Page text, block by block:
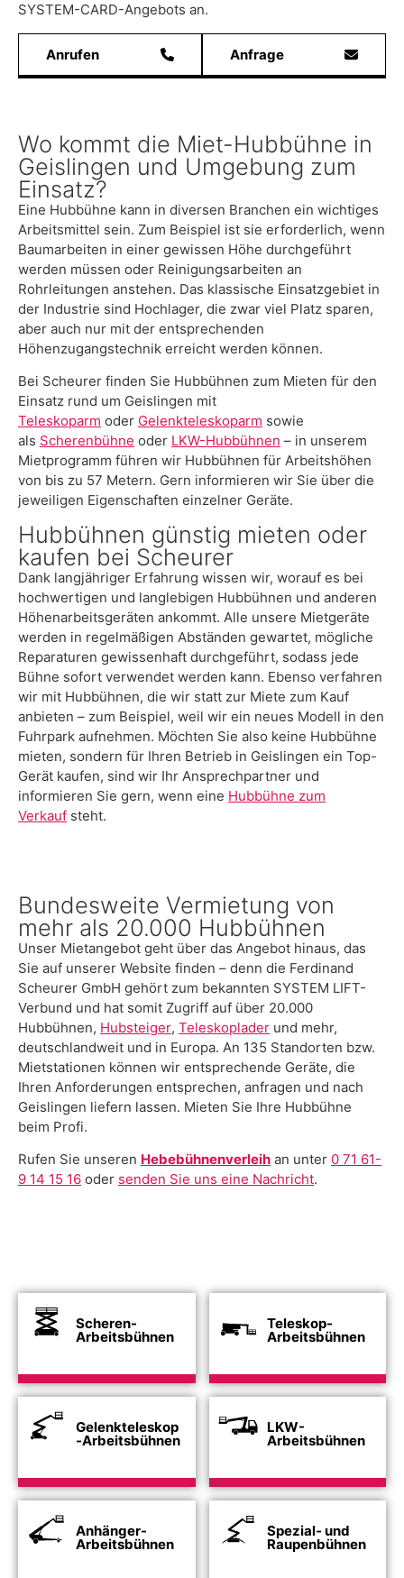
SYSTEM-CARD-Angebots an.
Anrufen Anfrage
Wo kommt die Miet-Hubbühne in
Geislingen und Umgebung zum
Einsatz?
Eine Hubbühne kann in diversen Branchen ein wichtiges
Arbeitsmittel sein. Zum Beispiel ist sie erforderlich, wenn
Baumarbeiten in einer gewissen Höhe durchgeführt
werden müssen oder Reinigungsarbeiten an
Rohrleitungen anstehen. Das klassische Einsatzgebiet in
der Industrie sind Hochlager, die zwar viel Platz sparen,
aber auch nur mit der entsprechenden
Höhenzugangstechnik erreicht werden können.
Bei Scheurer finden Sie Hubbühnen zum Mieten für den
Einsatz rund um Geislingen mit
Teleskoparm oder Gelenkteleskoparm sowie
als Scherenbühne oder LKW-Hubbühnen – in unserem
Mietprogramm führen wir Hubbühnen für Arbeitshöhen
von bis zu 57 Metern. Gern informieren wir Sie über die
jeweiligen Eigenschaften einzelner Geräte.
Hubbühnen günstig mieten oder
kaufen bei Scheurer
Dank langjähriger Erfahrung wissen wir, worauf es bei
hochwertigen und langlebigen Hubbühnen und anderen
Höhenarbeitsgeräten ankommt. Alle unsere Mietgeräte
werden in regelmäßigen Abständen gewartet, mögliche
Reparaturen gewissenhaft durchgeführt, sodass jede
Bühne sofort verwendet werden kann. Ebenso verfahren
wir mit Hubbühnen, die wir statt zur Miete zum Kauf
anbieten – zum Beispiel, weil wir ein neues Modell in den
Fuhrpark aufnehmen. Möchten Sie also keine Hubbühne
mieten, sondern für Ihren Betrieb in Geislingen ein Top-
Gerät kaufen, sind wir Ihr Ansprechpartner und
informieren Sie gern, wenn eine Hubbühne zum
Verkauf steht.
Bundesweite Vermietung von
mehr als 20.000 Hubbühnen
Unser Mietangebot geht über das Angebot hinaus, das
Sie auf unserer Website finden – denn die Ferdinand
Scheurer GmbH gehört zum bekannten SYSTEM LIFT-
Verbund und hat somit Zugriff auf über 20.000
Hubbühnen, Hubsteiger, Teleskoplader und mehr,
deutschlandweit und in Europa. An 135 Standorten bzw.
Mietstationen können wir entsprechende Geräte, die
Ihren Anforderungen entsprechen, anfragen und nach
Geislingen liefern lassen. Mieten Sie Ihre Hubbühne
beim Profi.
Rufen Sie unseren Hebebühnenverleih an unter 0 71 61-
9 14 15 16 oder senden Sie uns eine Nachricht.
Scheren-
Arbeitsbühnen
Teleskop-
Arbeitsbühnen
Gelenkteleskop
-Arbeitsbühnen
LKW-
Arbeitsbühnen
Anhänger-
Arbeitsbühnen
Spezial- und
Raupenbühnen